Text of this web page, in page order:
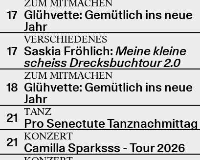
17
ZUM MITMACHEN
Glühvette: Gemütlich ins neue
Jahr
17
VERSCHIEDENES
Saskia Fröhlich: Meine kleine
scheiss Drecksbuchtour 2.0
18
ZUM MITMACHEN
Glühvette: Gemütlich ins neue
Jahr
21 TANZ
Pro Senectute Tanznachmittag
21 KONZERT
Camilla Sparksss - Tour 2026